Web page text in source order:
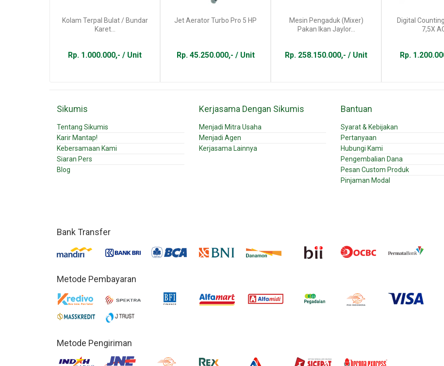
Kolam Terpal Bulat / Bundar
Karet...
Rp. 1.000.000,- / Unit
Jet Aerator Turbo Pro 5 HP
Rp. 45.250.000,- / Unit
Mesin Pengaduk (Mixer)
Pakan Ikan Jaylor...
Rp. 258.150.000,- / Unit
Digital
7,5X
Rp.
Sikumis
Tentang Sikumis
Karir Mantap!
Kebersamaan Kami
Siaran Pers
Blog
Kerjasama Dengan Sikumis
Menjadi Mitra Usaha
Menjadi Agen
Kerjasama Lainnya
Bantuan
Syarat & Kebijakan
Pertanyaan
Hubungi Kami
Pengembalian Dana
Pesan Custom Produk
Pinjaman Modal
Bank Transfer
Metode Pembayaran
Metode Pengiriman